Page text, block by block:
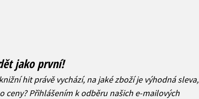
jako první!
hit právě vychází, na jaké zboží je výhodná sleva,
ceny? Přihlášením k odběru našich e-mailových